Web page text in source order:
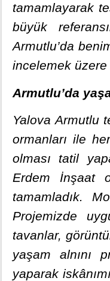
tamamlayarak
büyük
Armutlu’da
incelemek
Armutlu’da
Yalova Armutlu
ormanları ile
olması tatil
Erdem İnşaat
tamamladık.
Projemizde
tavanlar,
yaşam alnını
yaparak